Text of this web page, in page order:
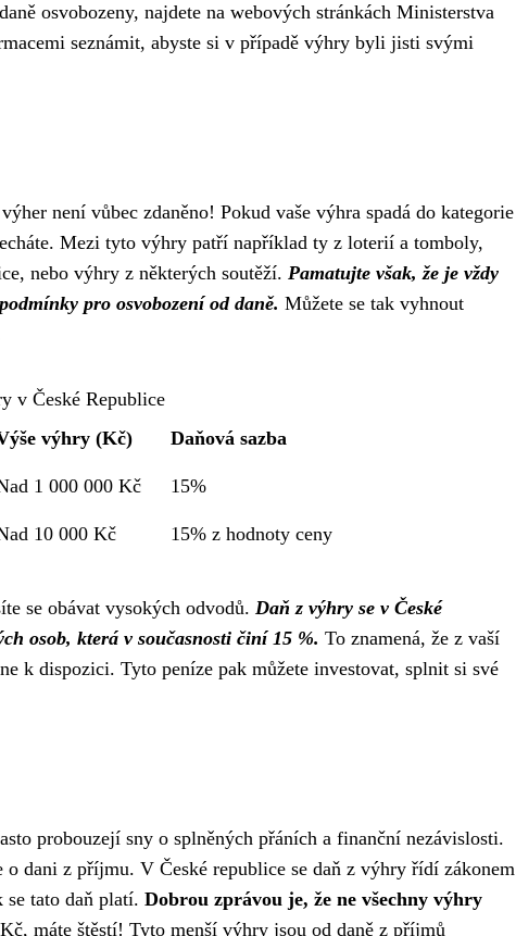
osvobozeny, najdete na webových stránkách Ministerstva
seznámit, abyste si v případě výhry byli jisti svými
není vůbec zdaněno! Pokud vaše výhra spadá do kategorie
Mezi tyto výhry patří například ty z loterií a tomboly,
nebo výhry z některých soutěží. Pamatujte však, že je vždy
pro osvobození od daně. Můžete se tak vyhnout
v České Republice
výhry (Kč) Daňová sazba
1 000 000 Kč 15%
10 000 Kč 15% z hodnoty ceny
se obávat vysokých odvodů. Daň z výhry se v České
osob, která v současnosti činí 15 %. To znamená, že z vaší
k dispozici. Tyto peníze pak můžete investovat, splnit si své
probouzejí sny o splněných přáních a finanční nezávislosti.
dani z příjmu. V České republice se daň z výhry řídí zákonem
tato daň platí. Dobrou zprávou je, že ne všechny výhry
máte štěstí! Tyto menší výhry jsou od daně z příjmů